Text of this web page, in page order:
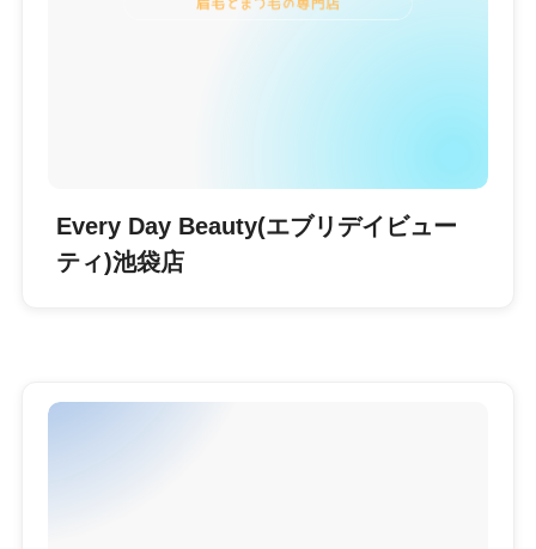
Every Day Beauty(エブリデイビュー
ティ)池袋店